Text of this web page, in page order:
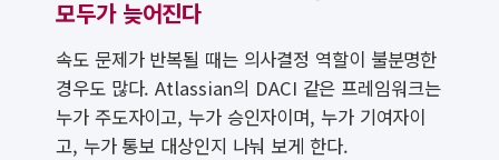
모두가 늦어진다
속도 문제가 반복될 때는 의사결정 역할이 불분명한
경우도 많다. Atlassian의 DACI 같은 프레임워크는
누가 주도자이고, 누가 승인자이며, 누가 기여자이
고, 누가 통보 대상인지 나눠 보게 한다.